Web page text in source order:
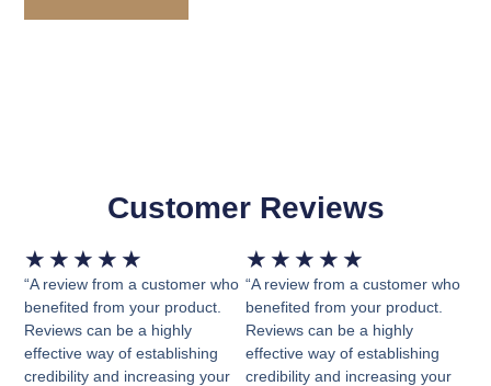
Customer Reviews
★ ★ ★ ★ ★
con
5
de
5
“A review from a customer who
benefited from your product.
Reviews can be a highly
effective way of establishing
credibility and increasing your
★ ★ ★ ★ ★
con
5
de
5
“A review from a customer who
benefited from your product.
Reviews can be a highly
effective way of establishing
credibility and increasing your